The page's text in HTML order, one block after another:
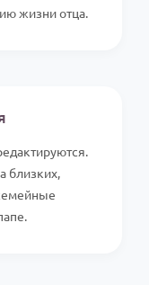
жизни отца.
близких,